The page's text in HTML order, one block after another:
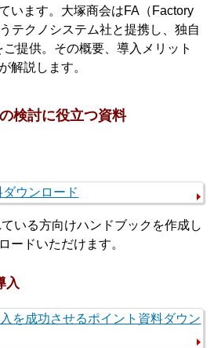
います。大塚商会はFA（Factory
テクノシステム社と提携し、独自
提供。その概要、導入メリット
解説します。
検討に役立つ資料
いる方向けハンドブックを作成し
ードいただけます。
入